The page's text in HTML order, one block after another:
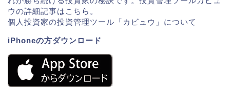
ウの詳細記事はこちら。
個人投資家の投資管理ツール「カビュウ」について
iPhoneの方ダウンロード